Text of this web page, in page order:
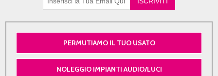
PERMUTIAMO IL TUO USATO
NOLEGGIO IMPIANTI AUDIO/LUCI